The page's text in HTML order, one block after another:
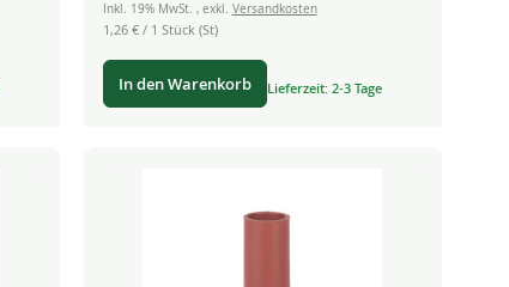
Inkl. 19% MwSt. , exkl. Versandkosten
1,26 €/ 1 Stück (St)
In den Warenkorb Lieferzeit: 2-3 Tage